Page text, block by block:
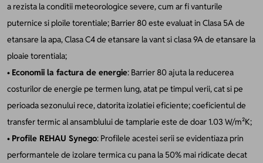
a rezista la conditii meteorologice severe, cum ar fi vanturile
puternice si ploile torentiale; Barrier 80 este evaluat in Clasa 5A de
etansare la apa, Clasa C4 de etansare la vant si clasa 9A de etansare la
ploaie torentiala;
• Economii la factura de energie: Barrier 80 ajuta la reducerea
costurilor de energie pe termen lung, atat pe timpul verii, cat si pe
perioada sezonului rece, datorita izolatiei eficiente; coeficientul de
transfer termic al ansamblului de tamplarie este de doar 1.03 W/m²K;
• Profile REHAU Synego: Profilele acestei serii se evidentiaza prin
performantele de izolare termica cu pana la 50% mai ridicate decat